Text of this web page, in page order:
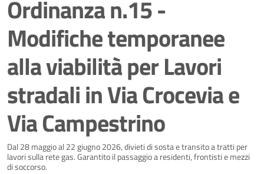
Ordinanza n.15 -
Modifiche temporanee
alla viabilità per Lavori
stradali in Via Crocevia e
Via Campestrino
Dettagli della notizia
Dal 28 maggio al 22 giugno 2026, divieti di sosta e transito a tratti per
lavori sulla rete gas. Garantito il passaggio a residenti, frontisti e mezzi
di soccorso.